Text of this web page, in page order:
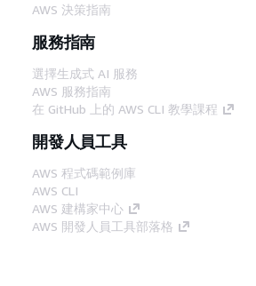
AWS 決策指南
服務指南
選擇生成式 AI 服務
AWS 服務指南
在 GitHub 上的 AWS CLI 教學課程
開發人員工具
AWS 程式碼範例庫
AWS CLI
AWS 建構家中心
AWS 開發人員工具部落格